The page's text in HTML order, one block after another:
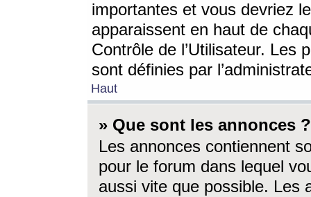
importantes et vous devriez
apparaissent en haut de
Contrôle de l’Utilisateur. Les
sont définies par
Haut
» Que sont les annonces ?
Les annonces contiennent
pour le forum dans lequel
aussi vite que possible. Les